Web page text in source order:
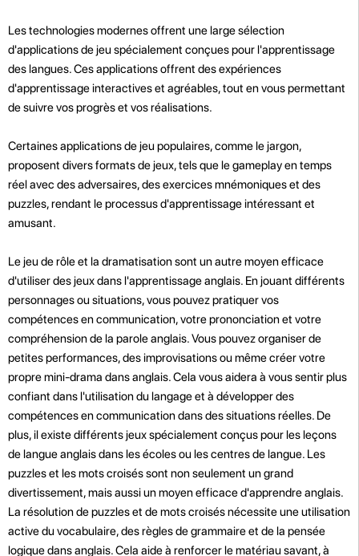
Les technologies modernes offrent une large sélection
d'applications de jeu spécialement conçues pour l'apprentissage
des langues. Ces applications offrent des expériences
d'apprentissage interactives et agréables, tout en vous permettant
de suivre vos progrès et vos réalisations.
Certaines applications de jeu populaires, comme le jargon,
proposent divers formats de jeux, tels que le gameplay en temps
réel avec des adversaires, des exercices mnémoniques et des
puzzles, rendant le processus d'apprentissage intéressant et
amusant.
Le jeu de rôle et la dramatisation sont un autre moyen efficace
d'utiliser des jeux dans l'apprentissage anglais. En jouant différents
personnages ou situations, vous pouvez pratiquer vos
compétences en communication, votre prononciation et votre
compréhension de la parole anglais. Vous pouvez organiser de
petites performances, des improvisations ou même créer votre
propre mini-drama dans anglais. Cela vous aidera à vous sentir plus
confiant dans l'utilisation du langage et à développer des
compétences en communication dans des situations réelles. De
plus, il existe différents jeux spécialement conçus pour les leçons
de langue anglais dans les écoles ou les centres de langue. Les
puzzles et les mots croisés sont non seulement un grand
divertissement, mais aussi un moyen efficace d'apprendre anglais.
La résolution de puzzles et de mots croisés nécessite une utilisation
active du vocabulaire, des règles de grammaire et de la pensée
logique dans anglais. Cela aide à renforcer le matériau savant, à